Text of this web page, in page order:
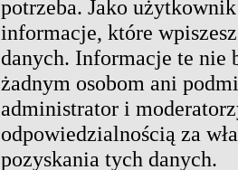
potrzeba. Jako
informacje, które
danych. Informacje te nie
żadnym osobom ani
administrator i
odpowiedzialnością za
pozyskania tych danych.